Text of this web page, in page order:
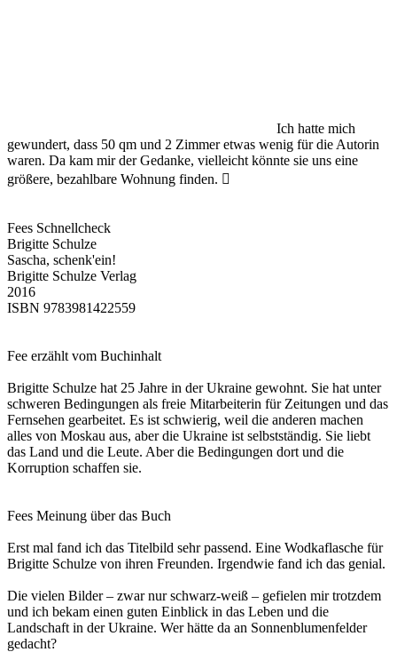
Ich hatte mich
gewundert, dass 50 qm und 2 Zimmer etwas wenig für die Autorin
waren. Da kam mir der Gedanke, vielleicht könnte sie uns eine
größere, bezahlbare Wohnung finden. 
Fees Schnellcheck
Brigitte Schulze
Sascha, schenk'ein!
Brigitte Schulze Verlag
2016
ISBN 9783981422559
Fee erzählt vom Buchinhalt
Brigitte Schulze hat 25 Jahre in der Ukraine gewohnt. Sie hat unter
schweren Bedingungen als freie Mitarbeiterin für Zeitungen und das
Fernsehen gearbeitet. Es ist schwierig, weil die anderen machen
alles von Moskau aus, aber die Ukraine ist selbstständig. Sie liebt
das Land und die Leute. Aber die Bedingungen dort und die
Korruption schaffen sie.
Fees Meinung über das Buch
Erst mal fand ich das Titelbild sehr passend. Eine Wodkaflasche für
Brigitte Schulze von ihren Freunden. Irgendwie fand ich das genial.
Die vielen Bilder – zwar nur schwarz-weiß – gefielen mir trotzdem
und ich bekam einen guten Einblick in das Leben und die
Landschaft in der Ukraine. Wer hätte da an Sonnenblumenfelder
gedacht?